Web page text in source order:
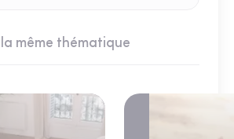
même thématique